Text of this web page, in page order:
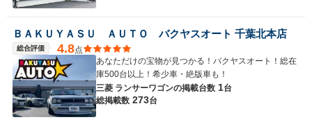
ＢＡＫＵＹＡＳＵ ＡＵＴＯ バクヤスオート 千葉北本店
総合評価 4.8点
あなただけの宝物が見つかる！バクヤスオート！総在
庫500台以上！希少車・絶版車も！
三菱 ランサーワゴンの掲載台数 1台
総掲載数 273台